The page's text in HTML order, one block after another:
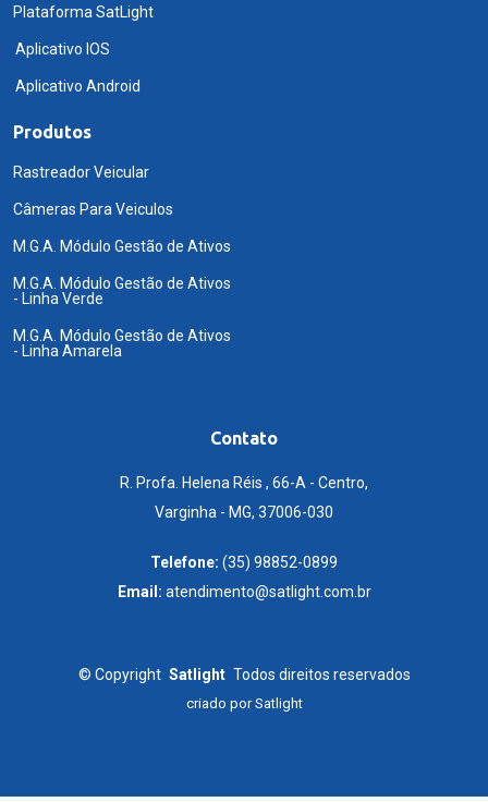
Plataforma SatLight
Aplicativo IOS
Aplicativo Android
Produtos
Rastreador Veicular
Câmeras Para Veiculos
M.G.A. Módulo Gestão de Ativos
M.G.A. Módulo Gestão de Ativos
- Linha Verde
M.G.A. Módulo Gestão de Ativos
- Linha Amarela
Contato
R. Profa. Helena Réis , 66-A - Centro,
Varginha - MG, 37006-030
Telefone: (35) 98852-0899
Email: atendimento@satlight.com.br
© Copyright Satlight Todos direitos reservados
criado porSatlight